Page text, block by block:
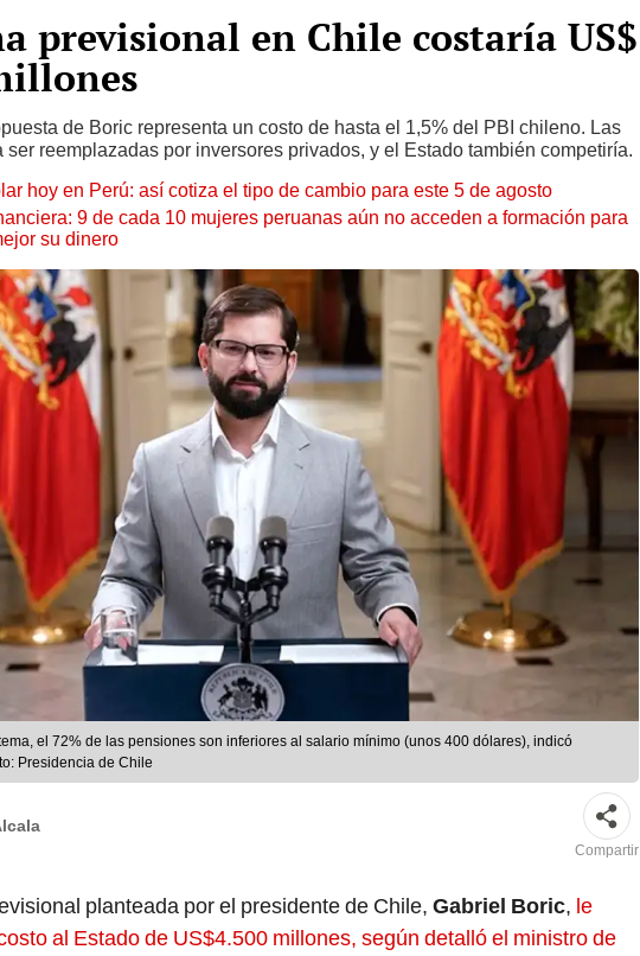
previsional en Chile costaría US$
de Boric representa un costo de hasta el 1,5% del PBI chileno. Las
ser reemplazadas por inversores privados, y el Estado también competiría.
hoy en Perú: así cotiza el tipo de cambio para este 5 de agosto
9 de cada 10 mujeres peruanas aún no acceden a formación para
su dinero
el 72% de las pensiones son inferiores al salario mínimo (unos 400 dólares), indicó
Presidencia de Chile
Compartir
planteada por el presidente de Chile, Gabriel Boric, le
al Estado de US$4.500 millones, según detalló el ministro de